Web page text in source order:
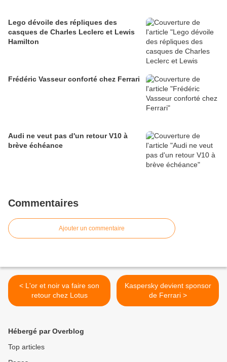
Lego dévoile des répliques des
casques de Charles Leclerc et Lewis
Hamilton
Frédéric Vasseur conforté chez Ferrari
Audi ne veut pas d'un retour V10 à
brève échéance
Commentaires
Ajouter un commentaire
< L'or et noir va faire son
retour chez Lotus
Kaspersky devient sponsor
de Ferrari >
Hébergé par Overblog
Top articles